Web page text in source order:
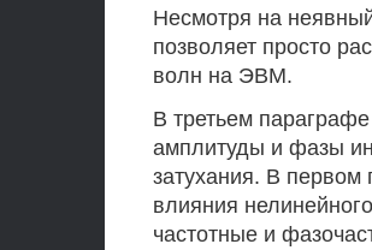
Несмотря на
позволяет просто
волн на ЭВМ.
В третьем
амплитуды и фазы
затухания. В первом
влияния
частотные и